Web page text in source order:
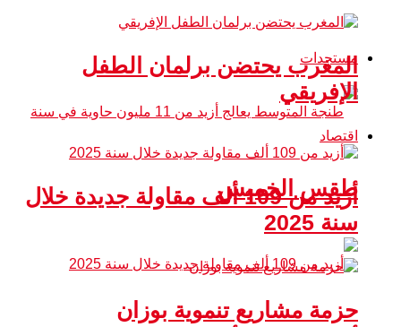
مستجدات
طقس الخميس
المغرب يحتضن برلمان الطفل
الإفريقي
اقتصاد
أزيد من 109 ألف مقاولة جديدة خلال
سنة 2025
حزمة مشاريع تنموية بوزان